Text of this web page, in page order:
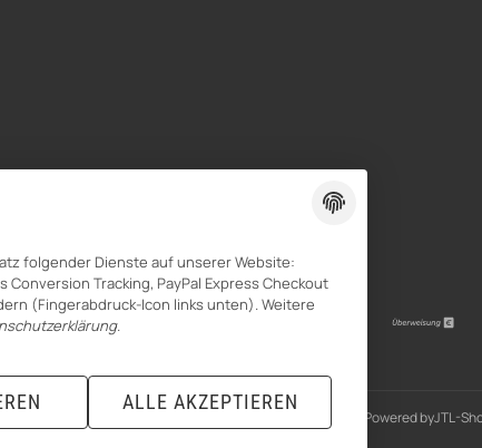
Powered byJTL-
folgender Dienste auf unserer Website:
Conversion Tracking, PayPal Express Checkout
(Fingerabdruck-Icon links unten). Weitere
.
ALLE AKZEPTIEREN